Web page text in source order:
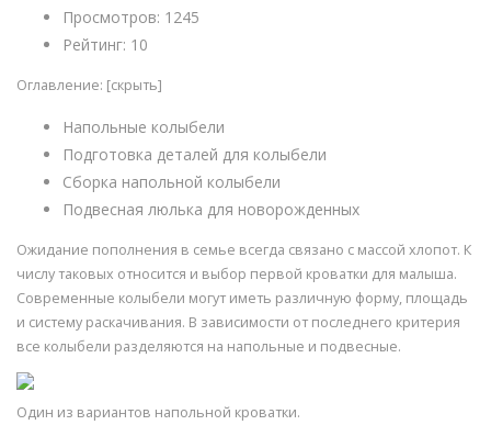
Просмотров: 1245
Рейтинг: 10
Оглавление: [скрыть]
Напольные колыбели
Подготовка деталей для колыбели
Сборка напольной колыбели
Подвесная люлька для новорожденных
Ожидание пополнения в семье всегда связано с массой хлопот. К
числу таковых относится и выбор первой кроватки для малыша.
Современные колыбели могут иметь различную форму, площадь
и систему раскачивания. В зависимости от последнего критерия
все колыбели разделяются на напольные и подвесные.
Один из вариантов напольной кроватки.